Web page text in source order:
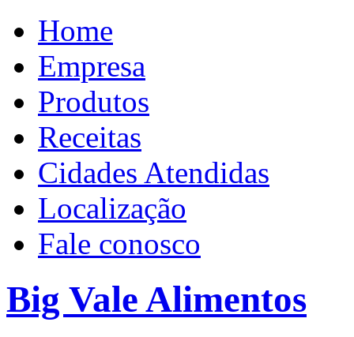
Home
Empresa
Produtos
Receitas
Cidades Atendidas
Localização
Fale conosco
Big Vale Alimentos